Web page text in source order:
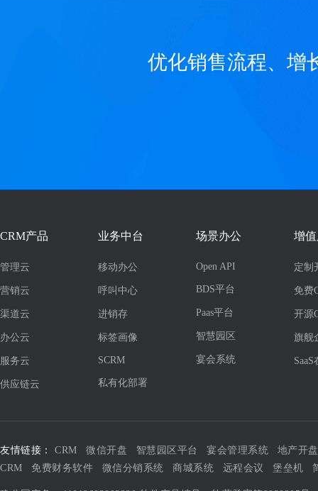
优化销售流程、增
CRM产品
管理云
营销云
渠道云
办公云
服务云
供应链云
业务中台
移动办公
呼叫中心
进销存
标签画像
SCRM
私有化部署
场景办公
Open API
BDS平台
Paas平台
智慧园区
宴会系统
增
定制
免费
开源
旗舰
友情链接： CRM 微信开盘 智慧园区平台 宴会管理系统
地产开
CRM
免费财务软件 微信分销系统 商城系统 远程会议 堡垒机